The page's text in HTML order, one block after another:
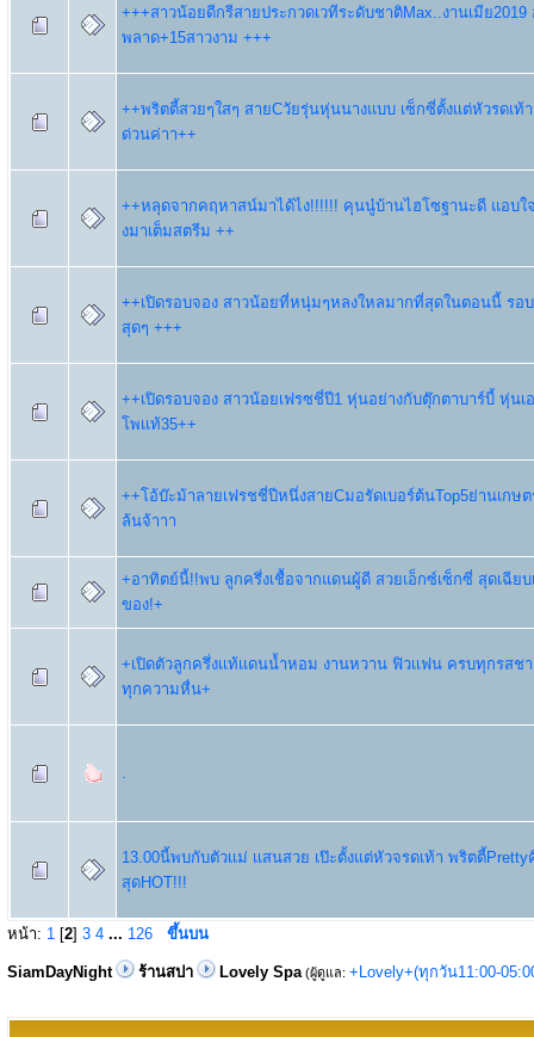
+++สาวน้อยดีกรีสายประกวดเวทีระดับชาติMax..งานเมีย2019
พลาด+15สาวงาม +++
++พริตตี้สวยๆใสๆ สายCวัยรุ่นหุ่นนางแบบ เซ็กซี่ตั้งเเต่หัวรดเท้
ด่วนค่าา++
++หลุดจากคฤหาสน์มาได้ไง!!!!!! คุนนู๋บ้านไฮโซฐานะดี แอบใ
งมาเต็มสตรีม ++
++เปิดรอบจอง สาวน้อยที่หนุ่มๆหลงใหลมากที่สุดในตอนนี้ รอบ
สุดๆ +++
++เปิดรอบจอง สาวน้อยเฟรซชี่ปี1 หุ่นอย่างกับตุ๊กตาบาร์บี้ หุ่นเ
โพเเท้35++
++โอ้บ๊ะม้าลายเฟรชชี่ปีหนึ่งสายCมอรัดเบอร์ต้นTop5ย่านเกษ
ล้นจ้าาา
+อาทิตย์นี้!!พบ ลูกครึ่งเชื้อจากแดนผู้ดี สวยเอ็กซ์เซ็กซี่ สุดเฉียบ
ของ!+
+เปิดตัวลูกครึ่งเเท้เเดนน้ำหอม งานหวาน ฟิวเเฟน ครบทุกรสช
ทุกความหื่น+
13.00นี้พบกับตัวเเม่ เเสนสวย เป๊ะตั้งแต่หัวจรดเท้า พริตตี้
สุดHOT!!!
หน้า: 1 [2] 3 4 ... 126 ขึ้นบน
SiamDayNight ร้านสปา Lovely Spa (ผู้ดูแล: +Lovely+(ทุกวัน11:00-